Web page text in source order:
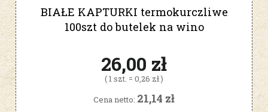
BIAŁE KAPTURKI termokurczliwe
100szt do butelek na wino
26,00 zł
( 1 szt. = 0,26 zł )
Cena netto: 21,14 zł